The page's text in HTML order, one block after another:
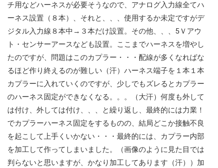
チ用などハーネスが必要そうなので、アナログ入力線全てハ
ーネス設置（８本）、それと、、、使用するか未定ですがデ
ジタル入力線８本中→３本だけ設置。その他、、、5Ｖアウ
ト・センサーアースなども設置。ここまでハーネスを増やし
たのですが、問題はこのカプラー・・・配線が多くなればな
るほど作り終えるのが難しい（汗）ハーネス端子を１本１本
カプラーに入れていくのですが、少しでもズレるとカプラー
のハーネス固定ができなくなる。。。（大汗）何度も外して
は付け、外しては付け、、、と繰り返し、最終的には力業！
でカプラーハーネス固定をするものの、結局どこか接触不良
を起こして上手くいかない・・・最終的には、カプラー内部
を加工して作ってしまいました。（画像のように見た目では
判らないと思いますが、かなり加工してあります（汗））加